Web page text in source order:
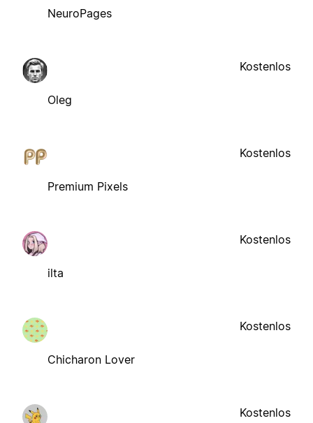
NeuroPages
Oleg
Kostenlos
Premium Pixels
Kostenlos
ilta
Kostenlos
Chicharon Lover
Kostenlos
Kostenlos